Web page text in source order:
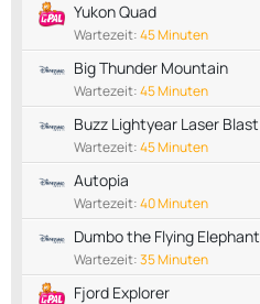
Yukon Quad
Wartezeit:45 Minuten
Big Thunder Mountain
Wartezeit:45 Minuten
Buzz Lightyear Laser Blast
Wartezeit:45 Minuten
Autopia
Wartezeit:40 Minuten
Dumbo the Flying Elephant
Wartezeit:35 Minuten
Fjord Explorer